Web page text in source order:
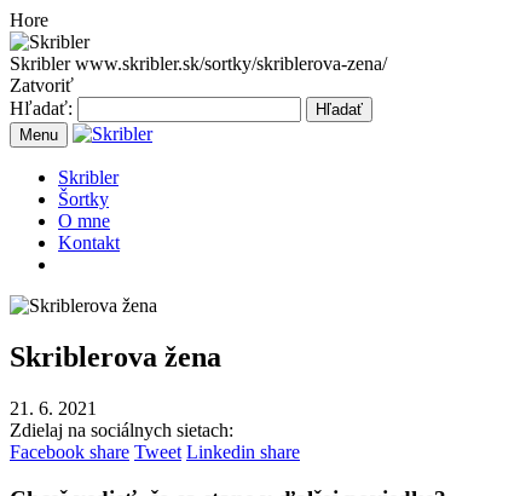
Hore
Skriblerwww.skribler.sk/sortky/skriblerova-zena/
Zatvoriť
Hľadať:
Hľadať
Menu
Skribler
Šortky
O mne
Kontakt
Skriblerova žena
21. 6. 2021
Zdielaj na sociálnych sietach:
Facebook share Tweet Linkedin share